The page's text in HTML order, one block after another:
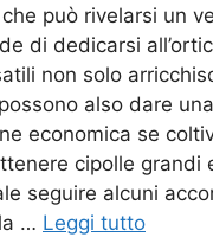
può rivelarsi un
di dedicarsi
non solo
also dare
economica se
cipolle grandi
seguire alcuni
… Leggi tutto